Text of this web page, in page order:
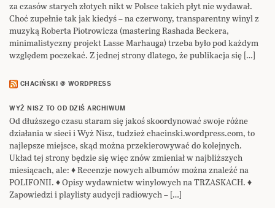
za czasów starych złotych nikt w Polsce takich płyt nie wydawał.
Choć zupełnie tak jak kiedyś – na czerwony, transparentny winyl z
muzyką Roberta Piotrowicza (mastering Rashada Beckera,
minimalistyczny projekt Lasse Marhauga) trzeba było pod każdym
względem poczekać. Z jednej strony dlatego, że publikacja się […]
CHACIŃSKI @ WORDPRESS
WYŻ NISZ TO OD DZIŚ ARCHIWUM
Od dłuższego czasu staram się jakoś skoordynować swoje różne
działania w sieci i Wyż Nisz, tudzież chacinski.wordpress.com, to
najlepsze miejsce, skąd można przekierowywać do kolejnych.
Układ tej strony będzie się więc znów zmieniał w najbliższych
miesiącach, ale: ♦ Recenzje nowych albumów można znaleźć na
POLIFONII. ♦ Opisy wydawnictw winylowych na TRZASKACH. ♦
Zapowiedzi i playlisty audycji radiowych – […]